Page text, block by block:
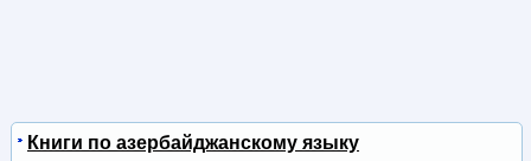
Книги по азербайджанскому языку